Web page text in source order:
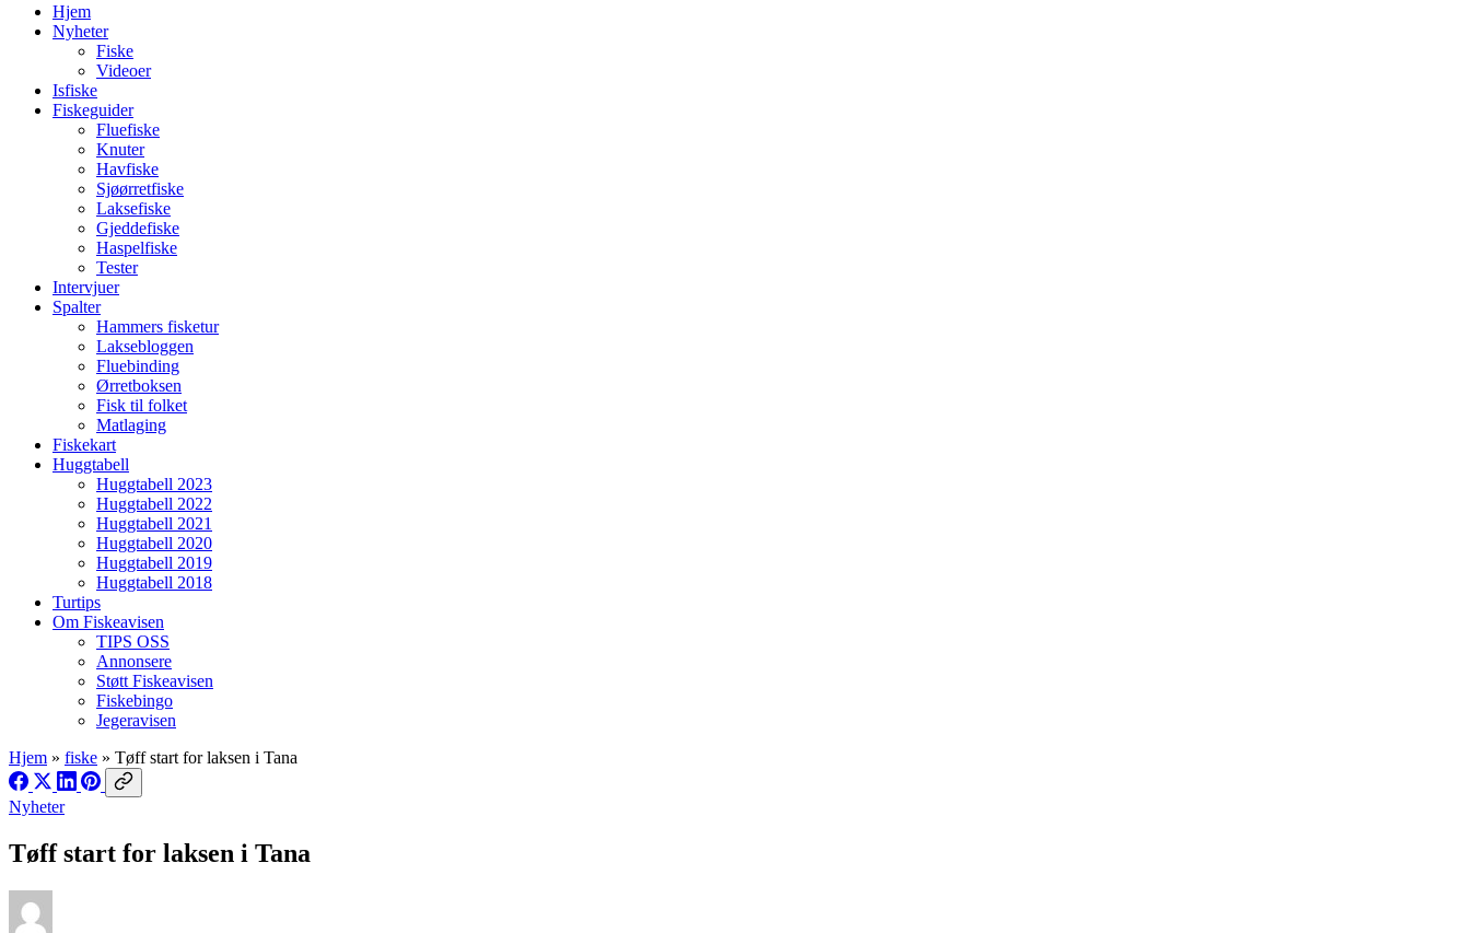
Hjem
Nyheter
Fiske
Videoer
Isfiske
Fiskeguider
Fluefiske
Knuter
Havfiske
Sjøørretfiske
Laksefiske
Gjeddefiske
Haspelfiske
Tester
Intervjuer
Spalter
Hammers fisketur
Laksebloggen
Fluebinding
Ørretboksen
Fisk til folket
Matlaging
Fiskekart
Huggtabell
Huggtabell 2023
Huggtabell 2022
Huggtabell 2021
Huggtabell 2020
Huggtabell 2019
Huggtabell 2018
Turtips
Om Fiskeavisen
TIPS OSS
Annonsere
Støtt Fiskeavisen
Fiskebingo
Jegeravisen
Hjem » fiske » Tøff start for laksen i Tana
Nyheter
Tøff start for laksen i Tana